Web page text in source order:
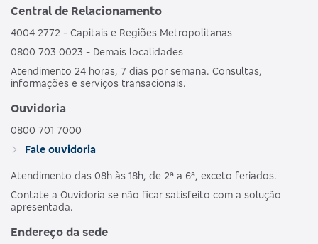
Central de Relacionamento
4004 2772 - Capitais e Regiões Metropolitanas
0800 703 0023 - Demais localidades
Atendimento 24 horas, 7 dias por semana. Consultas,
informações e serviços transacionais.
Ouvidoria
0800 701 7000
Fale ouvidoria
Atendimento das 08h às 18h, de 2ª a 6ª, exceto feriados.
Contate a Ouvidoria se não ficar satisfeito com a solução
apresentada.
Endereço da sede